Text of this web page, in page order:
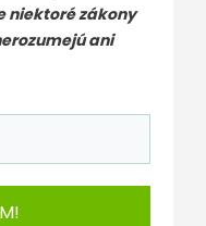
niektoré zákony
ani